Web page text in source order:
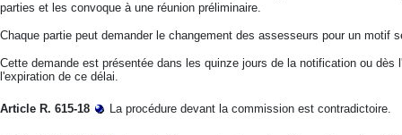
parties et les convoque à une réunion préliminaire.
Chaque partie peut demander le changement des assesseurs pour un motif
Cette demande est présentée dans les quinze jours de la notification ou
l'expiration de ce délai.
Article R. 615-18 La procédure devant la commission est contradictoire.